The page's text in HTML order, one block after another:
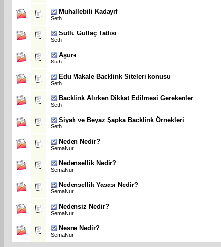
Muhallebili Kadayıf
Seth
Sütlü Güllaç Tatlısı
Seth
Aşure
Seth
Edu Makale Backlink Siteleri konusu
Seth
Backlink Alırken Dikkat Edilmesi Gerekenler
Seth
Siyah ve Beyaz Şapka Backlink Örnekleri
Seth
Neden Nedir?
SemaNur
Nedensellik Nedir?
SemaNur
Nedensellik Yasası Nedir?
SemaNur
Nedensiz Nedir?
SemaNur
Nesne Nedir?
SemaNur